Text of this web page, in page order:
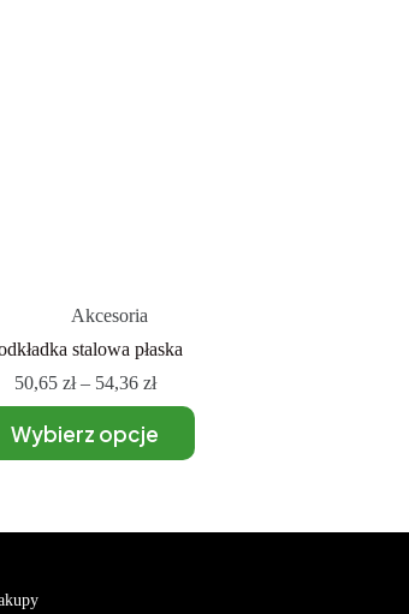
Akcesoria
stalowa płaska
50,65 zł– 54,36 zł
Wybierz opcje